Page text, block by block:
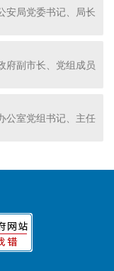
安局党委书记、局长
府副市长、党组成员
公室党组书记、主任